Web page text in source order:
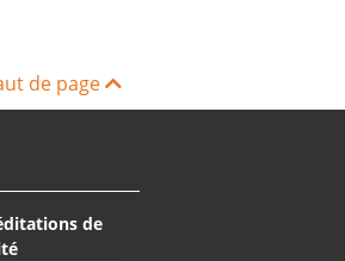
de page
de